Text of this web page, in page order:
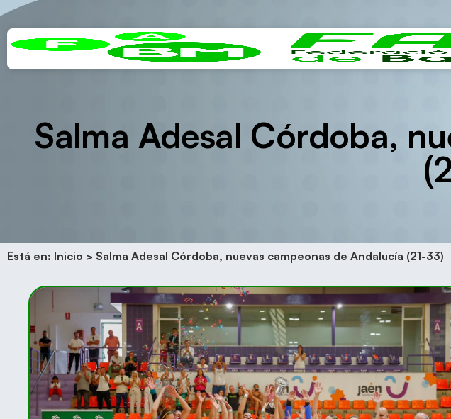
Está en: Inicio > Salma Adesal Córdoba, nuevas campeonas de Andalucía (21-33)
Salma Adesal Córdoba,